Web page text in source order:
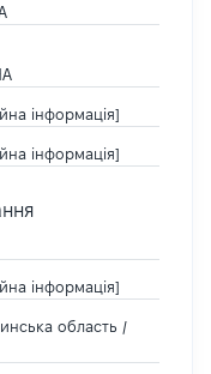
інформація]
інформація]
інформація]
область /